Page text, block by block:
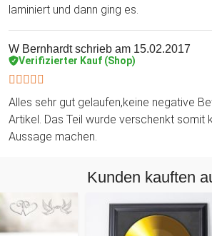
laminiert und dann ging es.
W Bernhardtschrieb am 15.02.2017
Verifizierter Kauf (Shop)
Alles sehr gut gelaufen,keine negative
Artikel. Das Teil wurde verschenkt somit
Aussage machen.
Kunden kauften